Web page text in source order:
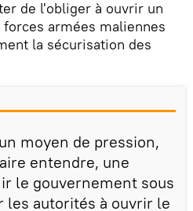
de l'obliger à ouvrir un
armées maliennes
la sécurisation des
moyen de pression,
entendre, une
le gouvernement sous
les autorités à ouvrir le